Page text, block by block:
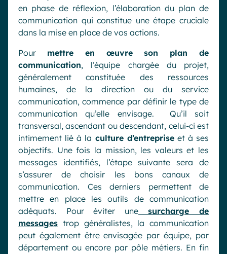
en phase de réflexion, l’élaboration du plan de
communication qui constitue une étape cruciale
dans la mise en place de vos actions.
Pour mettre en œuvre son plan de
communication, l’équipe chargée du projet,
généralement constituée des ressources
humaines, de la direction ou du service
communication, commence par définir le type de
communication qu’elle envisage. Qu’il soit
transversal, ascendant ou descendant, celui-ci est
intimement lié à la culture d’entrepriseet à ses
objectifs. Une fois la mission, les valeurs et les
messages identifiés, l’étape suivante sera de
s’assurer de choisir les bons canaux de
communication. Ces derniers permettent de
mettre en place les outils de communication
adéquats. Pour éviter unesurcharge de
messages trop généralistes, la communication
peut également être envisagée par équipe, par
département ou encore par pôle métiers. En fin